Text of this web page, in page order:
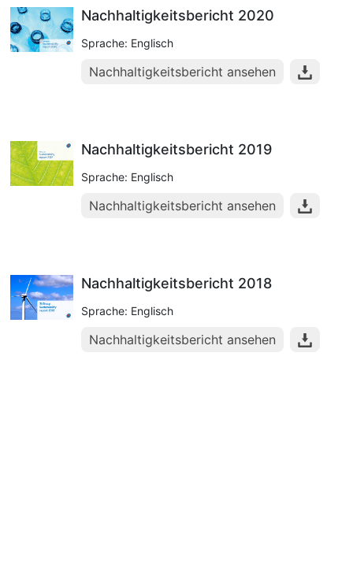
Nachhaltigkeitsbericht 2020
Sprache: Englisch
Nachhaltigkeitsbericht ansehen
Nachhaltigkeitsbericht 2019
Sprache: Englisch
Nachhaltigkeitsbericht ansehen
Nachhaltigkeitsbericht 2018
Sprache: Englisch
Nachhaltigkeitsbericht ansehen